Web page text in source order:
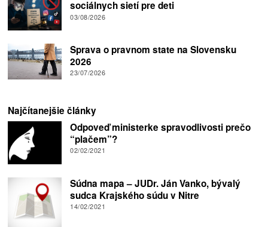
sociálnych sietí pre deti
03/08/2026
Sprava o pravnom state na Slovensku
2026
23/07/2026
Najčítanejšie články
Odpoveď ministerke spravodlivosti prečo
“plačem”?
02/02/2021
Súdna mapa – JUDr. Ján Vanko, bývalý
sudca Krajského súdu v Nitre
14/02/2021